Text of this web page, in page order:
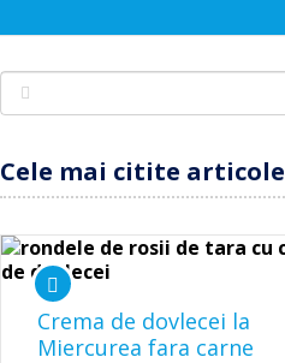
Cele mai citite articole
Crema de dovlecei la
Miercurea fara carne